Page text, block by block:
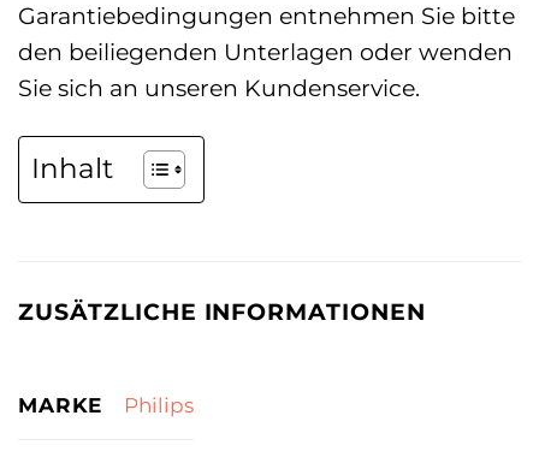
Garantiebedingungen entnehmen Sie bitte
den beiliegenden Unterlagen oder wenden
Sie sich an unseren Kundenservice.
Inhalt
ZUSÄTZLICHE INFORMATIONEN
MARKE Philips